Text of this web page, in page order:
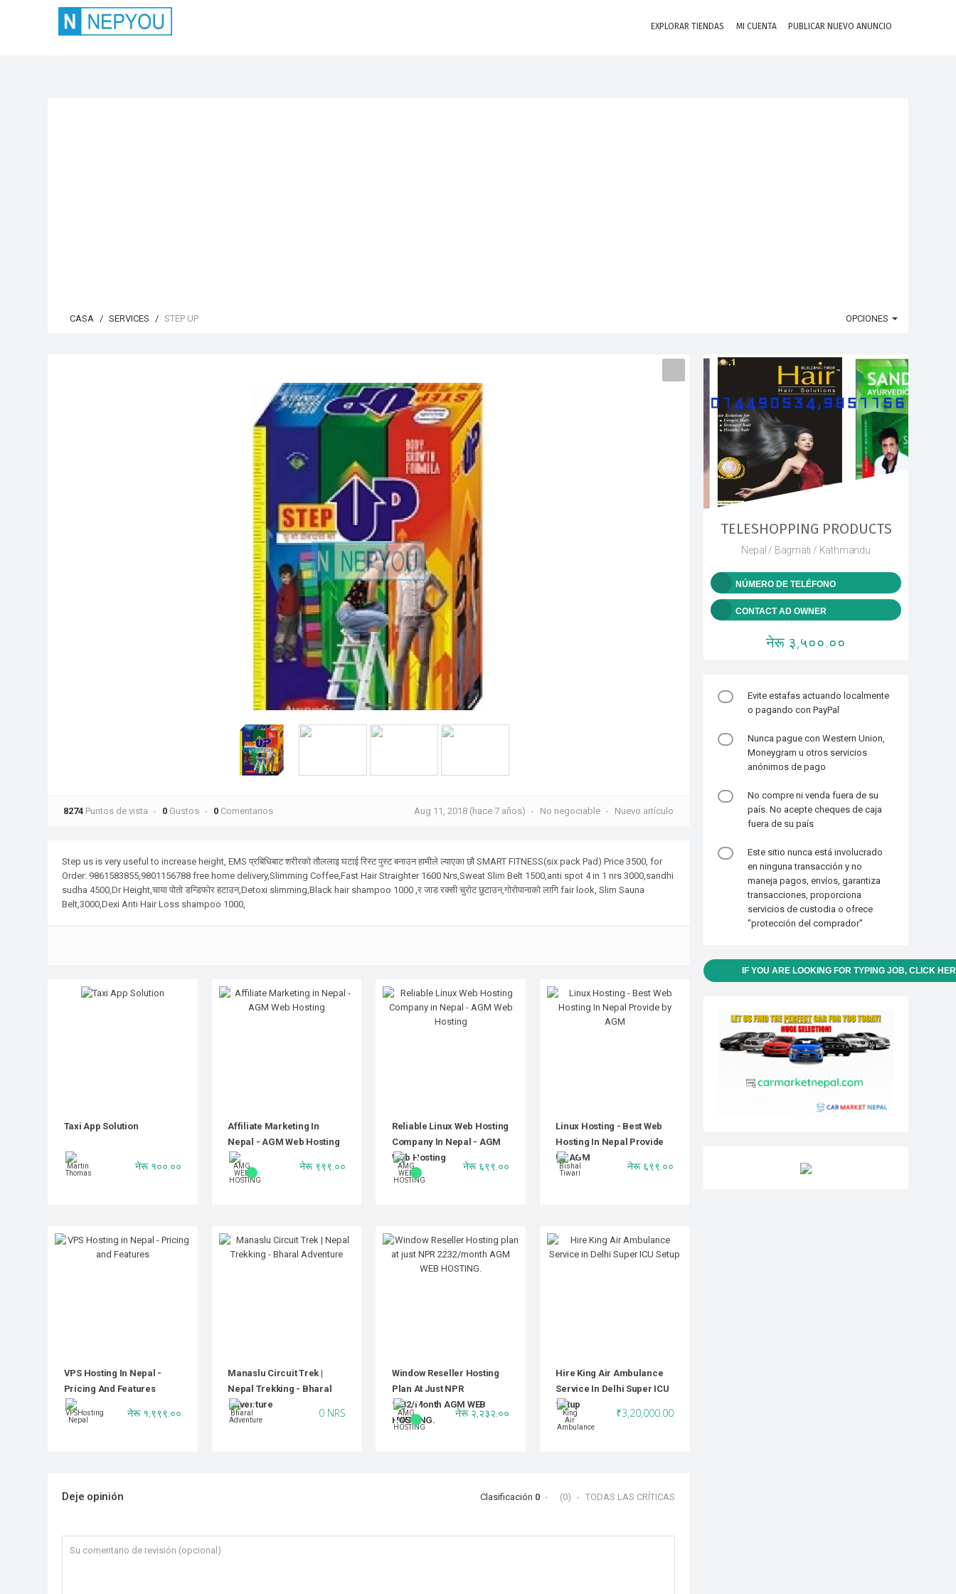
EXPLORAR TIENDAS MI CUENTA PUBLICAR NUEVO ANUNCIO
CASA SERVICES STEP UP OPCIONES
Aug 11, 2018 (hace 7 años) No negociable Nuevo artículo
8274 Puntos de vista 0 Gustos 0 Comentarios
Step us is very useful to increase height, EMS प्रबिधिबाट शरीरको तौललाइ घटाई रिस्ट पुस्ट बनाउन हामीले ल्याएका छौ SMART FITNESS(six pack Pad) Price 3500, for
Order: 9861583855,9801156788 free home delivery,Slimming Coffee,Fast Hair Straighter 1600 Nrs,Sweat Slim Belt 1500,anti spot 4 in 1 nrs 3000,sandhi
sudha 4500,Dr Height,चाया पोतो डन्डिफोर हटाउन,Detoxi slimming,Black hair shampoo 1000 ,र जाड रक्सी चुरोट छुटाउन,गोरोपानाको लागि fair look, Slim Sauna
Belt,3000,Dexi Anti Hair Loss shampoo 1000,
Taxi App Solution
नेरू १००.००
Affiliate Marketing In
Nepal - AGM Web Hosting
नेरू ९९९.००
Reliable Linux Web Hosting
Company In Nepal - AGM
Web Hosting
नेरू ६९९.००
Linux Hosting - Best Web
Hosting In Nepal Provide
By AGM
नेरू ६९९.००
VPS Hosting In Nepal -
Pricing And Features
नेरू १,९९९.००
Manaslu Circuit Trek |
Nepal Trekking - Bharal
Adventure
0 NRS
Window Reseller Hosting
Plan At Just NPR
2232/month AGM WEB
HOSTING.
नेरू २,२३२.००
Hire King Air Ambulance
Service In Delhi Super ICU
Setup
₹3,20,000.00
Deje opinión Clasificación 0 (0) TODAS LAS CRÍTICAS
TELESHOPPING PRODUCTS
Nepal / Bagmati / Kathmandu
NÚMERO DE TELÉFONO
CONTACT AD OWNER
नेरू ३,५००.००
Evite estafas actuando localmente
o pagando con PayPal
Nunca pague con Western Union,
Moneygram u otros servicios
anónimos de pago
No compre ni venda fuera de su
país. No acepte cheques de caja
fuera de su país
Este sitio nunca está involucrado
en ninguna transacción y no
maneja pagos, envíos, garantiza
transacciones, proporciona
servicios de custodia o ofrece
"protección del comprador"
IF YOU ARE LOOKING FOR TYPING JOB, CLICK